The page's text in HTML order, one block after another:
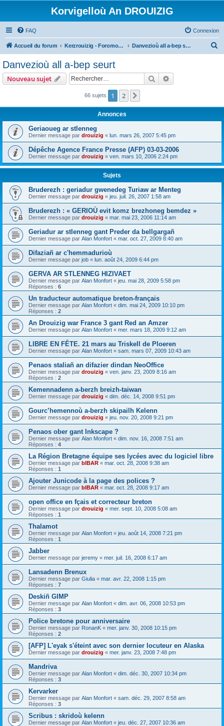
Korvigelloù An DROUIZIG
FAQ Connexion
Accueil du forum Kerzrouizig - Foromoù An Drouizig Danvezioù all a-bep seurt
e
Danvezioù all a-bep seurt
Nouveau sujet Rechercher
66 sujets 1 2
Annonces
Geriaoueg ar stlenneg
Dernier message par drouizig « lun. mars 26, 2007 5:45 pm
Dépêche Agence France Presse (AFP) 03-03-2006
Dernier message par drouizig « ven. mars 10, 2006 2:24 pm
Sujets
Bruderezh : geriadur gwenedeg Turiaw ar Menteg
Dernier message par drouizig « jeu. juil. 26, 2007 1:58 am
Bruderezh : « GERIOÙ evit komz brezhoneg bemdez »
Dernier message par drouizig « mar. mai 23, 2006 11:14 am
Geriadur ar stlenneg gant Preder da bellgargañ
Dernier message par Alan Monfort « mar. oct. 27, 2009 8:40 am
Difaziañ ar c'hemmadurioù
Dernier message par job « lun. août 24, 2009 6:44 pm
GERVA AR STLENNEG HIZIVAET
Dernier message par Alan Monfort « jeu. mai 28, 2009 5:58 pm
Réponses : 6
Un traducteur automatique breton-français
Dernier message par Alan Monfort « dim. mai 24, 2009 10:10 pm
Réponses : 2
An Drouizig war France 3 gant Red an Amzer
Dernier message par Alan Monfort « mer. mars 18, 2009 9:12 am
LIBRE EN FÊTE. 21 mars au Triskell de Ploeren
Dernier message par Alan Monfort « sam. mars 07, 2009 10:43 am
Penaos staliañ an difazier dindan NeoOffice
Dernier message par drouizig « ven. janv. 23, 2009 8:16 am
Réponses : 2
Kemennadenn a-berzh breizh-taiwan
Dernier message par drouizig « dim. déc. 14, 2008 9:51 pm
Gourc’hemennoù a-berzh skipailh Kelenn
Dernier message par drouizig « jeu. nov. 20, 2008 9:21 pm
Penaos ober gant Inkscape ?
Dernier message par Alan Monfort « dim. nov. 16, 2008 7:51 am
Réponses : 4
La Région Bretagne équipe ses lycées avec du logiciel libre
Dernier message par bIBAR « mar. oct. 28, 2008 9:38 am
Réponses : 1
Ajouter Junicode à la page des polices ?
Dernier message par bIBAR « mar. oct. 28, 2008 9:17 am
open office en fçais et correcteur breton
Dernier message par drouizig « mer. sept. 10, 2008 5:08 am
Réponses : 1
Thalamot
Dernier message par Alan Monfort « jeu. août 14, 2008 7:21 pm
Réponses : 1
Jabber
Dernier message par jeremy « mer. juil. 16, 2008 6:17 am
Lansadenn Brenux
Dernier message par Giulia « mar. avr. 22, 2008 1:15 pm
Réponses : 7
Deskiñ GIMP
Dernier message par Alan Monfort « dim. avr. 06, 2008 10:53 pm
Réponses : 3
Police bretone pour anniversaire
Dernier message par RonanK « mer. janv. 30, 2008 10:15 pm
Réponses : 2
[AFP] L'eyak s'éteint avec son dernier locuteur en Alaska
Dernier message par drouizig « mer. janv. 23, 2008 7:48 pm
Mandriva
Dernier message par Alan Monfort « dim. déc. 30, 2007 10:34 pm
Réponses : 3
Kervarker
Dernier message par Alan Monfort « sam. déc. 29, 2007 8:58 am
Réponses : 3
Scribus : skridoù kelenn
Dernier message par Alan Monfort « jeu. déc. 27, 2007 10:36 am